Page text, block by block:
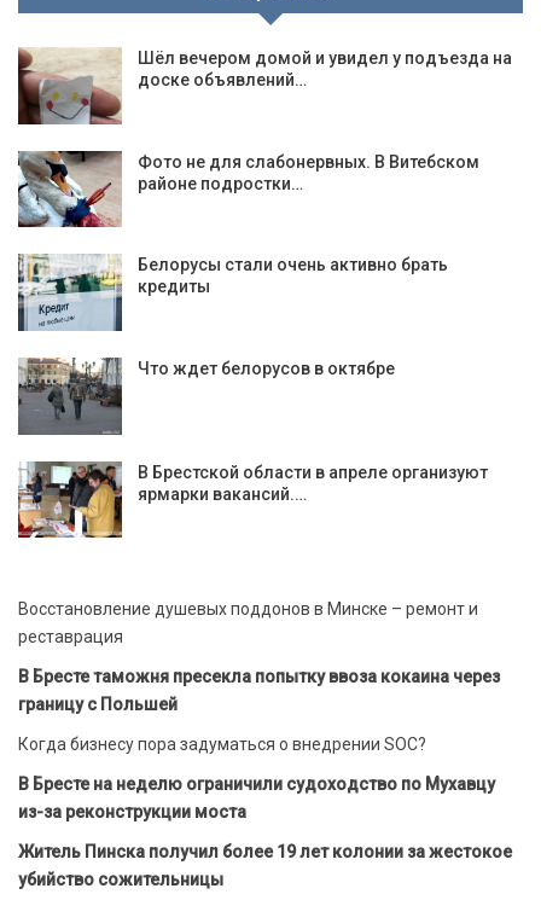
Шёл вечером домой и увидел у подъезда на
доске объявлений…
Фото не для слабонервных. В Витебском
районе подростки…
Белорусы стали очень активно брать
кредиты
Что ждет белорусов в октябре
В Брестской области в апреле организуют
ярмарки вакансий.…
Восстановление душевых поддонов в Минске – ремонт и
реставрация
В Бресте таможня пресекла попытку ввоза кокаина через
границу с Польшей
Когда бизнесу пора задуматься о внедрении SOC?
В Бресте на неделю ограничили судоходство по Мухавцу
из-за реконструкции моста
Житель Пинска получил более 19 лет колонии за жестокое
убийство сожительницы